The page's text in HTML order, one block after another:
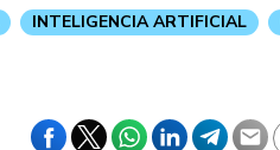
INTELIGENCIA ARTIFICIAL